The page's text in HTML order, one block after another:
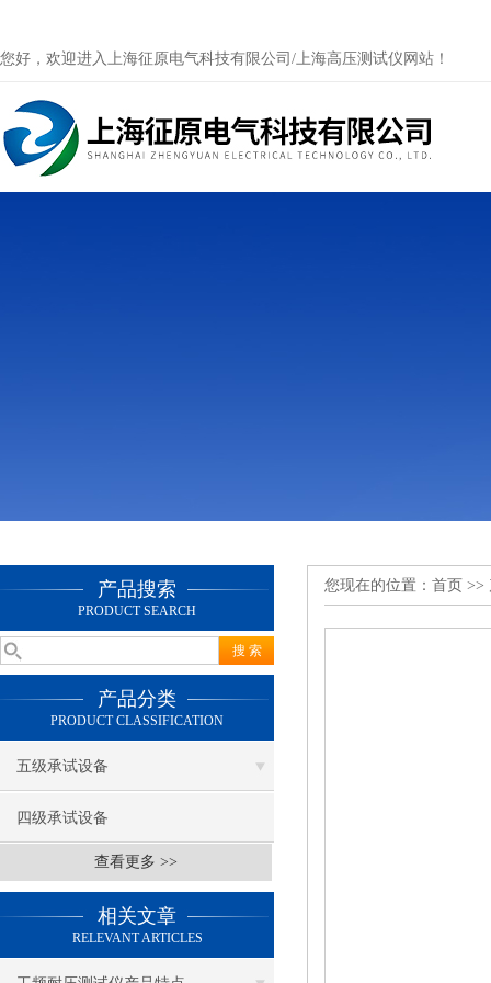
您好，欢迎进入上海征原电气科技有限公司/上海高压测试仪网站！
产品搜索
PRODUCT SEARCH
产品分类
PRODUCT CLASSIFICATION
五级承试设备
四级承试设备
查看更多 >>
相关文章
RELEVANT ARTICLES
您现在的位置： 首页 >>